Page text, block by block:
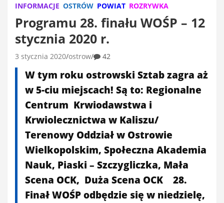
INFORMACJE OSTRÓW POWIAT ROZRYWKA
Programu 28. finału WOŚP – 12
stycznia 2020 r.
3 stycznia 2020 ostrow 42
W tym roku ostrowski Sztab zagra aż
w 5-ciu miejscach! Są to: ​Regionalne
Centrum Krwiodawstwa i
Krwiolecznictwa w Kaliszu/
Terenowy Oddział w Ostrowie
Wielkopolskim, Społeczna Akademia
Nauk, Piaski – Szczygliczka, Mała
Scena OCK, Duża Scena OCK 28.
Finał WOŚP odbędzie się w niedzielę,